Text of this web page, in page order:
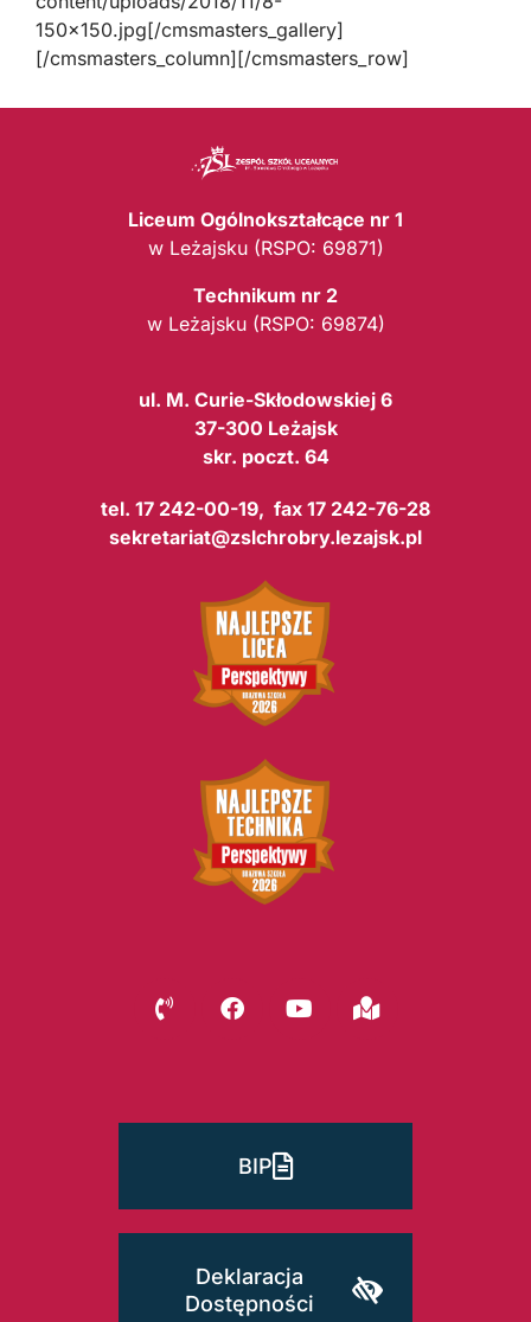
150×150.jpg[/cmsmasters_gallery]
[/cmsmasters_column][/cmsmasters_row]
Liceum Ogólnokształcące nr 1
w Leżajsku (RSPO: 69871)
Technikum nr 2
w Leżajsku (RSPO: 69874)
ul. M. Curie-Skłodowskiej 6
37-300 Leżajsk
skr. poczt. 64
tel. 17 242-00-19, fax 17 242-76-28
sekretariat@zslchrobry.lezajsk.pl
BIP
Deklaracja
Dostępności